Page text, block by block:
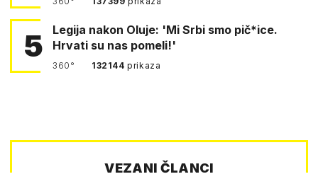
5
Legija nakon Oluje: 'Mi Srbi smo pič*ice.
Hrvati su nas pomeli!'
360° 132144prikaza
VEZANI ČLANCI